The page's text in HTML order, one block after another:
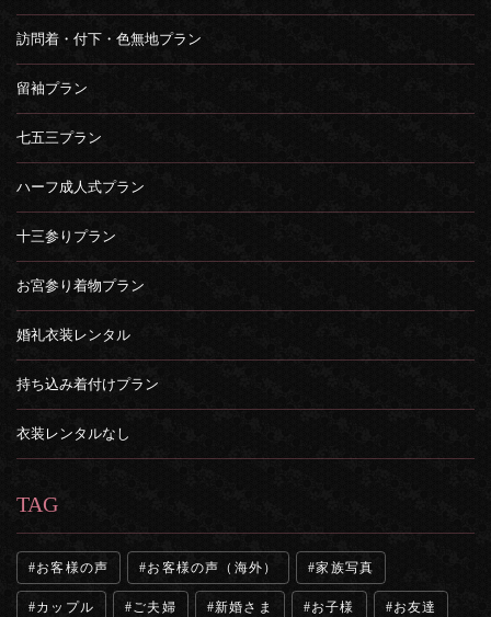
訪問着・付下・色無地プラン
留袖プラン
七五三プラン
ハーフ成人式プラン
十三参りプラン
お宮参り着物プラン
婚礼衣装レンタル
持ち込み着付けプラン
衣装レンタルなし
TAG
お客様の声 お客様の声（海外） 家族写真
カップル ご夫婦 新婚さま お子様 お友達